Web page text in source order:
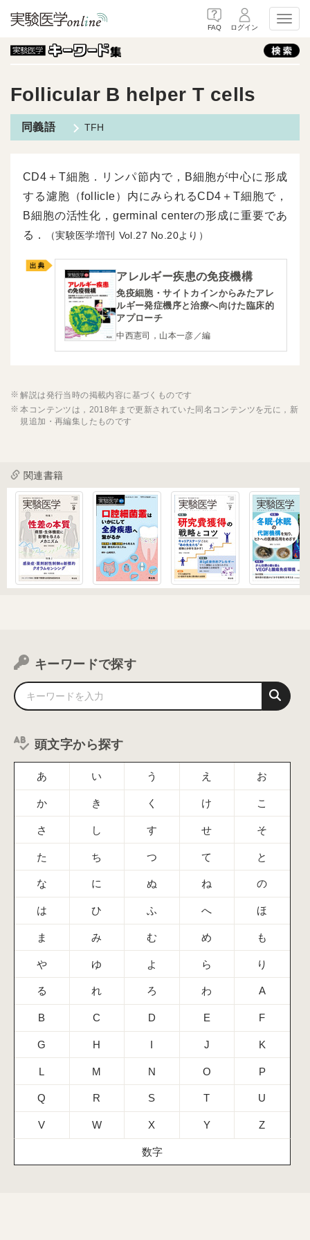
FAQ ログイン
Follicular B helper T cells
TFH
CD4＋T細胞．リンパ節内で，B細胞が中心に形成
する濾胞（follicle）内にみられるCD4＋T細胞で，
B細胞の活性化，germinal centerの形成に重要であ
る．
（実験医学増刊 27 20より）
アレルギー疾患の免疫機構
免疫細胞・サイトカインからみたアレ
ルギー発症機序と治療へ向けた臨床的
アプローチ
中西憲司，山本一彦／編
解説は発行当時の掲載内容に基づくものです
本コンテンツは，2018年まで更新されていた同名コンテンツを元に，新
規追加・再編集したものです
関連書籍
キーワードで探す
頭文字から探す
あ い う え お
か き く け こ
さ し す せ そ
た ち つ て と
な に ぬ ね の
は ひ ふ へ ほ
ま み む め も
や ゆ よ ら り
る れ ろ わ A
B C D E F
G H I J K
L M N O P
Q R S T U
V W X Y Z
数字